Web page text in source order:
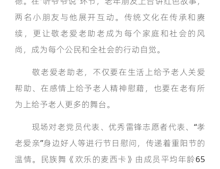
两名小朋友与他展开互动。传统文化在传承和赓
续，更让敬老爱老助老成为每个家庭和社会的风
尚，成为每个公民和全社会的行动自觉。
敬老爱老助老，不仅要在生活上给予老人关爱
帮助、在感情上给予老人精神慰藉，也要在老有所
为上给予老人更多的舞台。
现场对老党员代表、优秀雷锋志愿者代表、“孝
老爱亲”身边好人等进行节日慰问，传递着重阳节的
温情。民族舞《欢乐的麦西卡》由成员平均年龄65